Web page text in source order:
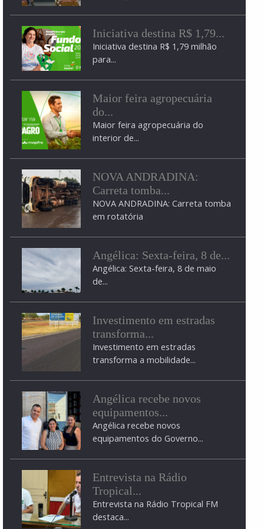
Iniciativa destina R$ 1,79...
Iniciativa destina R$ 1,79 milhão
para...
Maior feira agropecuária
do...
Maior feira agropecuária do
interior de...
NOVA ANDRADINA:
Carreta tomba...
NOVA ANDRADINA: Carreta tomba
em rotatória
Angélica: Sexta-feira, 8 de...
Angélica: Sexta-feira, 8 de maio
de...
Investimento em estradas
transforma...
Investimento em estradas
transforma a mobilidade...
Angélica recebe novos
equipamentos...
Angélica recebe novos
equipamentos do Governo...
Entrevista na Rádio
Tropical...
Entrevista na Rádio Tropical FM
destaca...